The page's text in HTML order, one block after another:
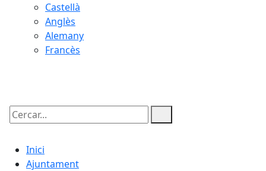
Castellà
Anglès
Alemany
Francès
Cercar:
Inici
Ajuntament